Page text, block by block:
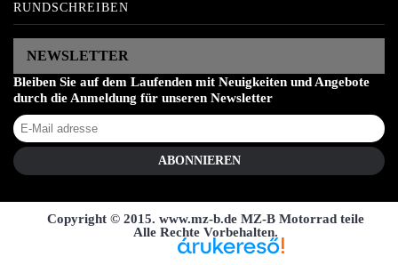
RUNDSCHREIBEN
NEWSLETTER
Bleiben Sie auf dem Laufenden mit Neuigkeiten und Angebote
durch die Anmeldung für unseren Newsletter
ABONNIEREN
Copyright © 2015. www.mz-b.de MZ-B Motorrad teile
Alle Rechte Vorbehalten.